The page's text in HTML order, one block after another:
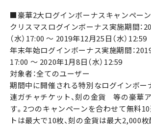
■豪華2大ログインボーナスキャンペーン
クリスマスログインボーナス実施期間：
（水）17:00 ～ 2019年12月25日（水）12:59
年末年始ログインボーナス実施期間：2019
17:00 ～ 2020年1月8日（水）12:59
対象者：全てのユーザー
期間中に開催される特別なログインボー
連ガチャチケット、刻の金貨 等の豪華
す。2つのキャンペーンを合わせて無料
トは最大で10枚、刻の金貨は最大2,000枚